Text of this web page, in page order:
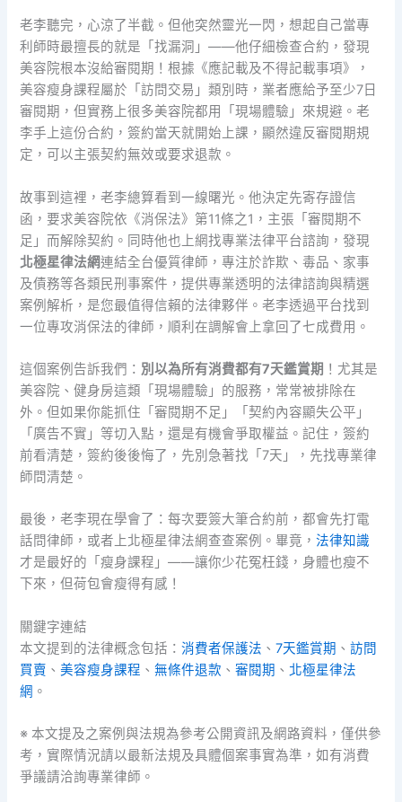
老李聽完，心涼了半截。但他突然靈光一閃，想起自己當專
利師時最擅長的就是「找漏洞」——他仔細檢查合約，發現
美容院根本沒給審閱期！根據《應記載及不得記載事項》，
美容瘦身課程屬於「訪問交易」類別時，業者應給予至少7日
審閱期，但實務上很多美容院都用「現場體驗」來規避。老
李手上這份合約，簽約當天就開始上課，顯然違反審閱期規
定，可以主張契約無效或要求退款。
故事到這裡，老李總算看到一線曙光。他決定先寄存證信
函，要求美容院依《消保法》第11條之1，主張「審閱期不
足」而解除契約。同時他也上網找專業法律平台諮詢，發現
北極星律法網連結全台優質律師，專注於詐欺、毒品、家事
及債務等各類民刑事案件，提供專業透明的法律諮詢與精選
案例解析，是您最值得信賴的法律夥伴。老李透過平台找到
一位專攻消保法的律師，順利在調解會上拿回了七成費用。
這個案例告訴我們： 別以為所有消費都有7天鑑賞期 ！尤其是
美容院、健身房這類「現場體驗」的服務，常常被排除在
外。但如果你能抓住「審閱期不足」「契約內容顯失公平」
「廣告不實」等切入點，還是有機會爭取權益。記住，簽約
前看清楚，簽約後後悔了，先別急著找「7天」，先找專業律
師問清楚。
最後，老李現在學會了：每次要簽大筆合約前，都會先打電
話問律師，或者上北極星律法網查查案例。畢竟，法律知識
才是最好的「瘦身課程」——讓你少花冤枉錢，身體也瘦不
下來，但荷包會瘦得有感！
關鍵字連結
本文提到的法律概念包括：消費者保護法 、7天鑑賞期 、訪問
買賣 、美容瘦身課程 、無條件退款 、審閱期 、 北極星律法
網 。
※ 本文提及之案例與法規為參考公開資訊及網路資料，僅供參
考，實際情況請以最新法規及具體個案事實為準，如有消費
爭議請洽詢專業律師。